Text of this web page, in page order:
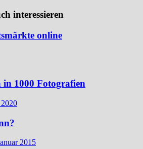
interessieren
online
in 1000 Fotografien
2015